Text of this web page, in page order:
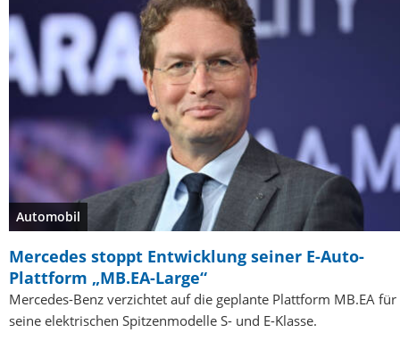
Automobil
Mercedes stoppt Entwicklung seiner E-Auto-
Plattform „MB.EA-Large“
Mercedes-Benz verzichtet auf die geplante Plattform MB.EA für
seine elektrischen Spitzenmodelle S- und E-Klasse.